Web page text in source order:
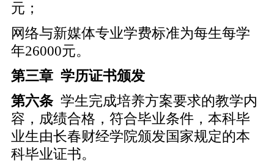
元；
网络与新媒体专业学费标准为每生每学
年26000元。
第三章 学历证书颁发
第六条学生完成培养方案要求的教学内
容，成绩合格，符合毕业条件，本科毕
业生由长春财经学院颁发国家规定的本
科毕业证书。